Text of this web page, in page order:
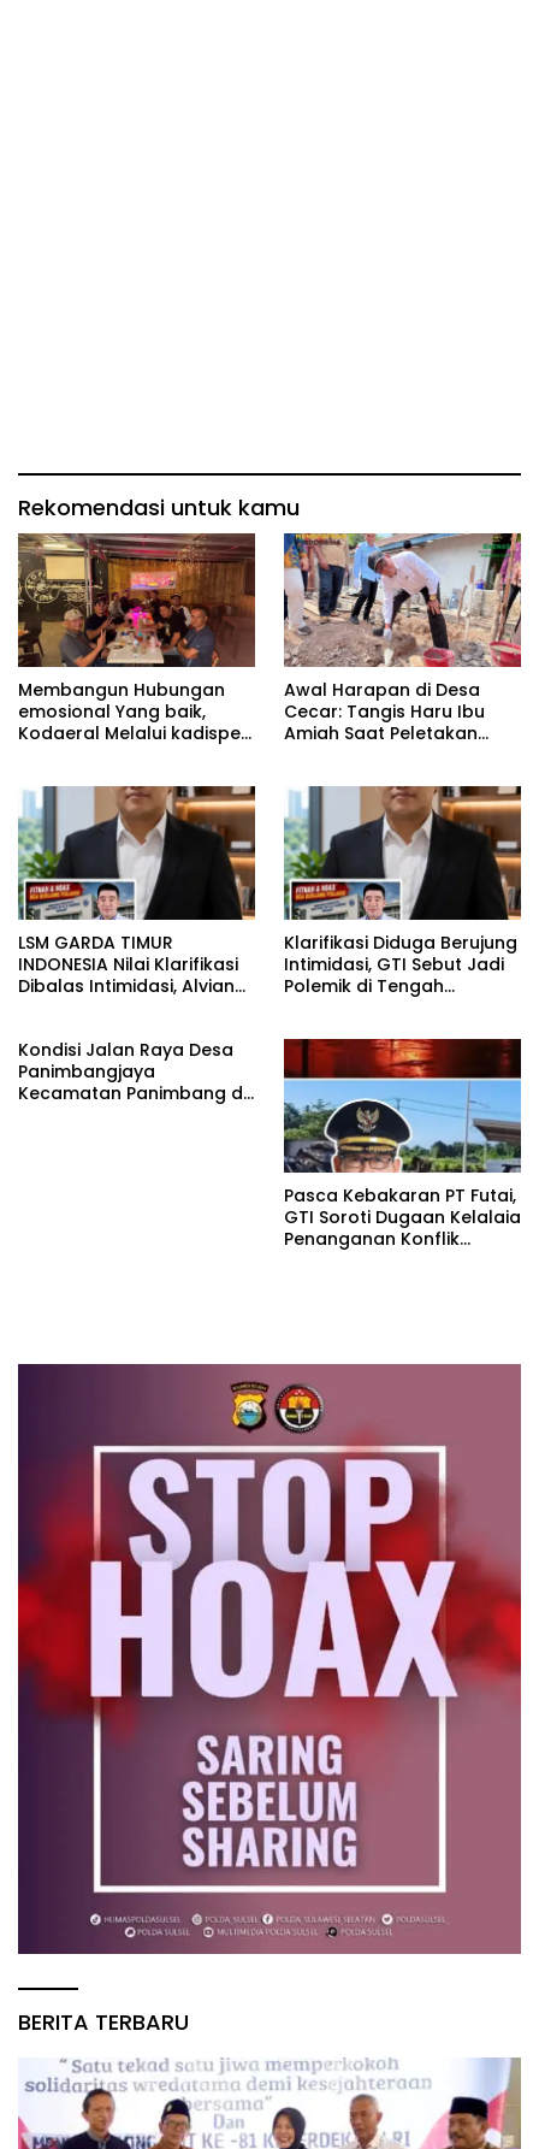
Rekomendasi untuk kamu
Membangun Hubungan
emosional Yang baik,
Kodaeral Melalui kadispen
tidak harus resmi Dengan
suasana Santai lebih
Dekat Dan Harmonis.
Awal Harapan di Desa
Cecar: Tangis Haru Ibu
Amiah Saat Peletakan
LSM GARDA TIMUR
INDONESIA Nilai Klarifikasi
Dibalas Intimidasi, Alvian
KUHAP pasal 108 ayat 1
Klarifikasi Diduga Berujung
Intimidasi, GTI Sebut Jadi
Polemik di Tengah
Kondisi Jalan Raya Desa
Panimbangjaya
Kecamatan Panimbang di
Pasca Kebakaran PT Futai,
GTI Soroti Dugaan Kelalaia
Penanganan Konflik
BERITA TERBARU